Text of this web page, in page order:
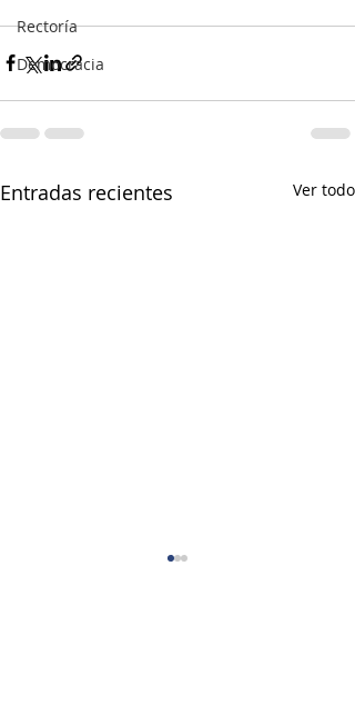
Rectoría
Democracia
Entradas recientes Ver todo